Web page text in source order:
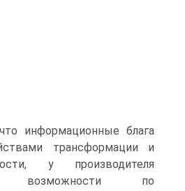
информационные блага
трансформации и
у производителя
возможности по